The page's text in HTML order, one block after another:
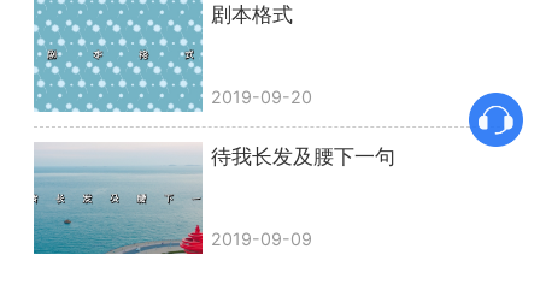
剧本格式
2019-09-20
待我长发及腰下一句
2019-09-09